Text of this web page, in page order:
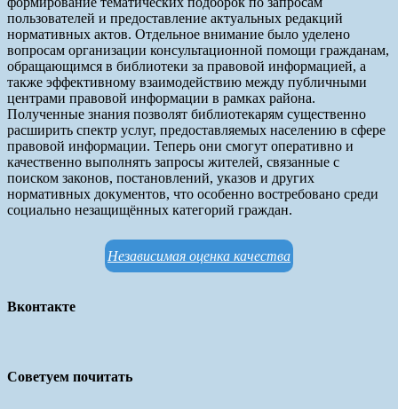
пользователей и предоставление актуальных редакций
нормативных актов. Отдельное внимание было уделено
вопросам организации консультационной помощи гражданам,
обращающимся в библиотеки за правовой информацией, а
также эффективному взаимодействию между публичными
центрами правовой информации в рамках района.
Полученные знания позволят библиотекарям существенно
расширить спектр услуг, предоставляемых населению в сфере
правовой информации. Теперь они смогут оперативно и
качественно выполнять запросы жителей, связанные с
поиском законов, постановлений, указов и других
нормативных документов, что особенно востребовано среди
социально незащищённых категорий граждан.
Независимая оценка качества
Вконтакте
Советуем почитать